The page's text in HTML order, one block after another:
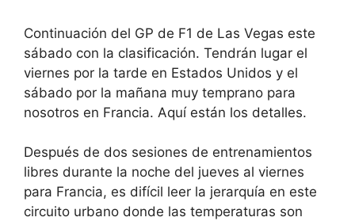
Continuación del GP de F1 de Las Vegas este
sábado con la clasificación. Tendrán lugar el
viernes por la tarde en Estados Unidos y el
sábado por la mañana muy temprano para
nosotros en Francia. Aquí están los detalles.
Después de dos sesiones de entrenamientos
libres durante la noche del jueves al viernes
para Francia, es difícil leer la jerarquía en este
circuito urbano donde las temperaturas son